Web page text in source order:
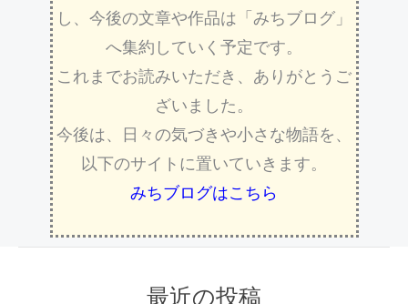
し、今後の文章や作品は「みちブログ」
へ集約していく予定です。
これまでお読みいただき、ありがとうご
ざいました。
今後は、日々の気づきや小さな物語を、
以下のサイトに置いていきます。
みちブログはこちら
最近の投稿